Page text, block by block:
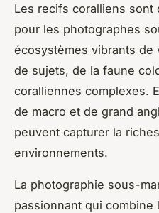
Les recifs coralliens
pour les photographes
écosystèmes vibrants
de sujets, de la faune
coralliennes complexes.
de macro et de grand
peuvent capturer la
environnements.
La photographie sous-
passionnant qui combine